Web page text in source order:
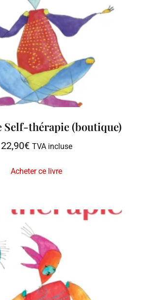
Self-thérapie (boutique)
22,90€ TVA incluse
Acheter ce livre